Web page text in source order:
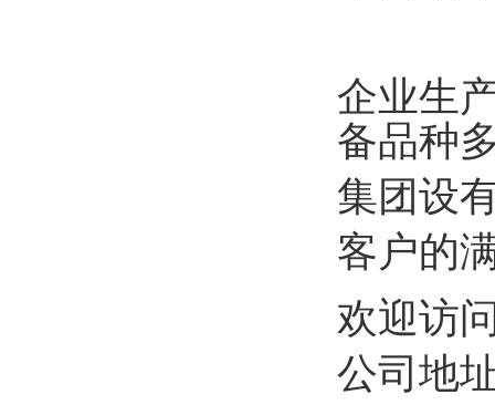
企业生
备品种
集团设
客户的
欢迎访
公司地